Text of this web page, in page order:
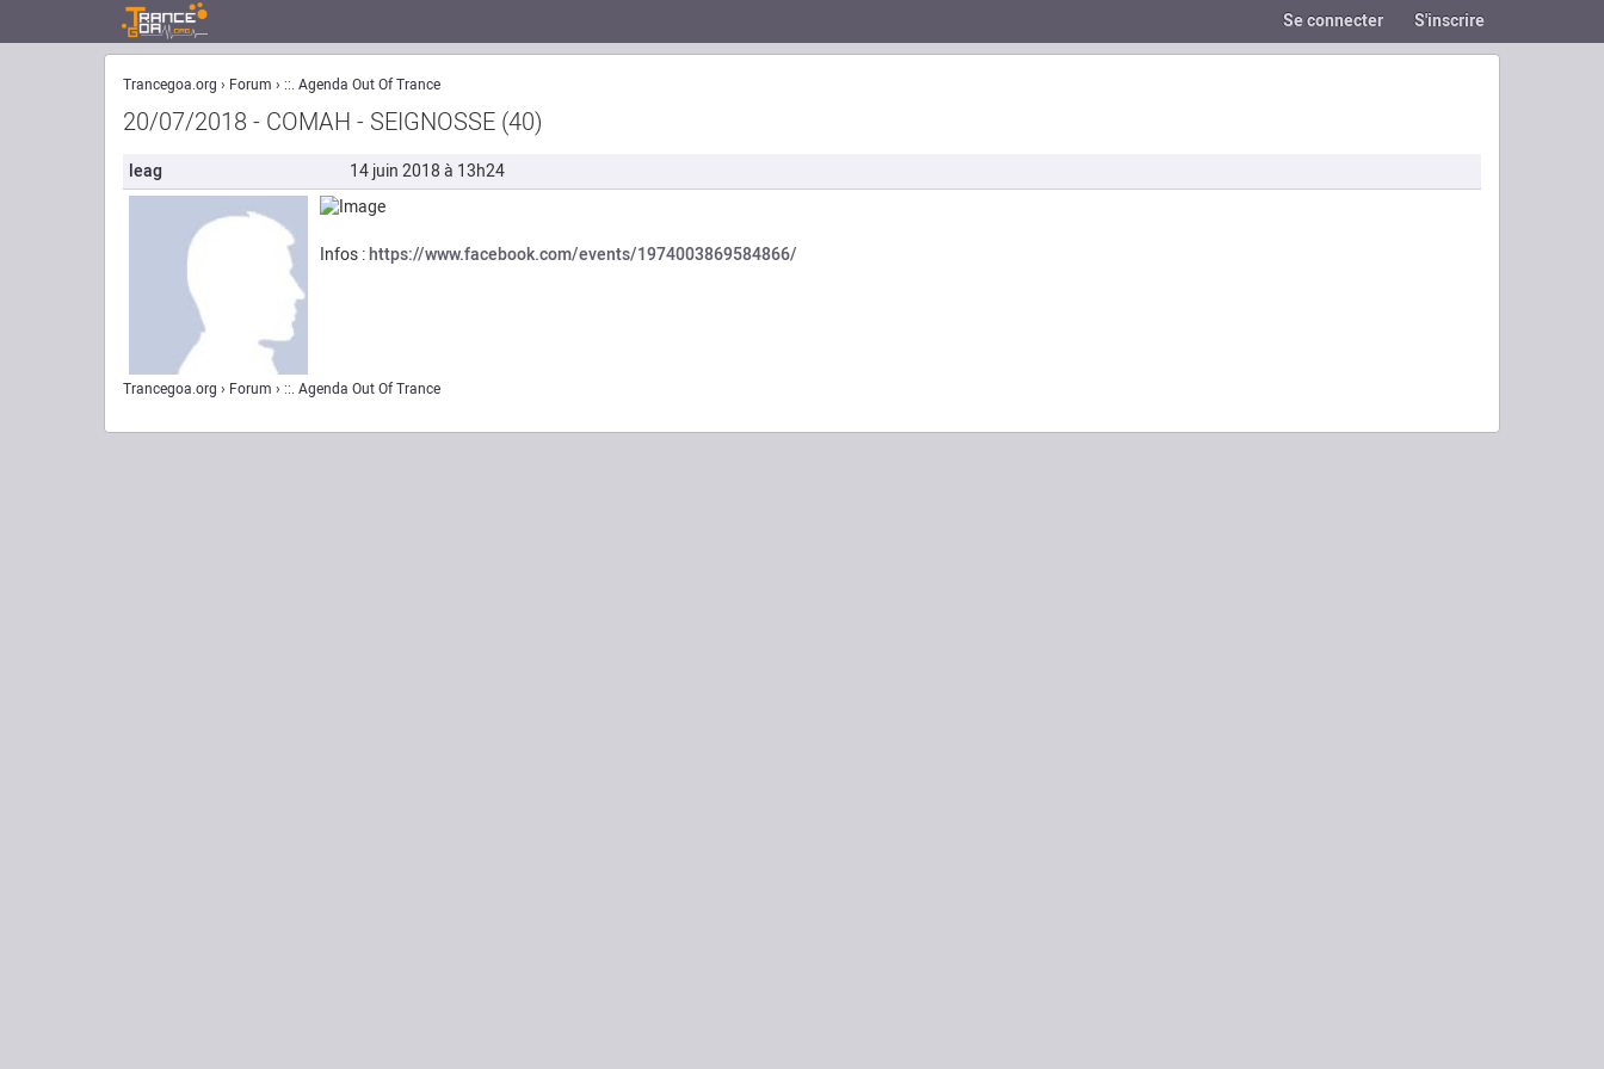
Se connecter S'inscrire
Trancegoa.org Forum ::. Agenda Out Of Trance
20/07/2018 - COMAH - SEIGNOSSE (40)
leag 14 juin 2018 à 13h24
Infos :https://www.facebook.com/events/1974003869584866/
Trancegoa.org Forum ::. Agenda Out Of Trance